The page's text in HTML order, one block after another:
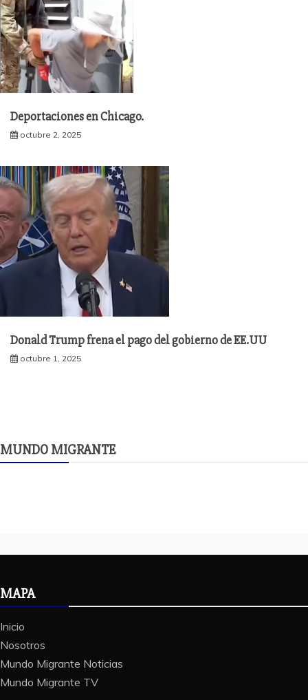
Deportaciones en Chicago.
octubre 2, 2025
Donald Trump frena el pago del gobierno de EE.UU
octubre 1, 2025
MUNDO MIGRANTE
MAPA
Inicio
Nosotros
Mundo Migrante Noticias
Mundo Migrante TV